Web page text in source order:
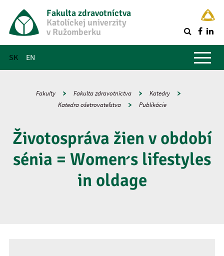
Fakulta zdravotníctva
Katolíckej univerzity
v Ružomberku
SK EN
Hlavné menu
Fakulty Fakulta zdravotníctva
Katedry
Katedra ošetrovateľstva
Publikácie
Životospráva žien v období
sénia = Women ́s lifestyles
in oldage